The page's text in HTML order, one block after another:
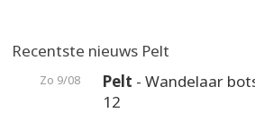
Recentste nieuws Pelt
Zo 9/08 Pelt - Wandelaar
12